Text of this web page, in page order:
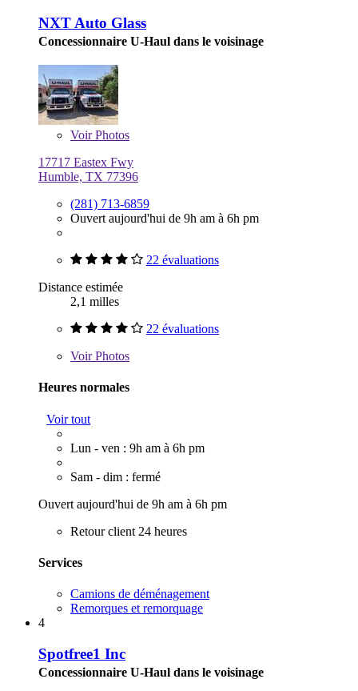
NXT Auto Glass
Concessionnaire U-Haul dans le voisinage
VoirPhotos
17717 Eastex Fwy
Humble, TX 77396
(281) 713-6859
Ouvert aujourd'hui de 9h am à 6h pm
22 évaluations
Distance estimée
2,1 milles
22 évaluations
VoirPhotos
Heures normales
Voir tout
Lun - ven : 9h am à 6h pm
Sam - dim : fermé
Ouvert aujourd'hui de 9h am à 6h pm
Retour client 24 heures
Services
Camions de déménagement
Remorques et remorquage
4
Spotfree1 Inc
Concessionnaire U-Haul dans le voisinage